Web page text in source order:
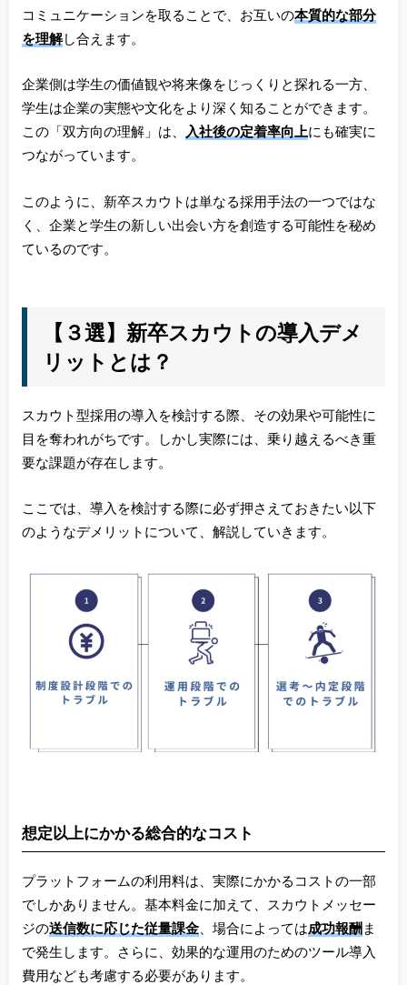
コミュニケーションを取ることで、お互いの本質的な部分
を理解し合えます。
企業側は学生の価値観や将来像をじっくりと探れる一方、
学生は企業の実態や文化をより深く知ることができます。
この「双方向の理解」は、 入社後の定着率向上にも確実に
つながっています。
このように、新卒スカウトは単なる採用手法の一つではな
く、企業と学生の新しい出会い方を創造する可能性を秘め
ているのです。
【３選】新卒スカウトの導入デメ
リットとは？
スカウト型採用の導入を検討する際、その効果や可能性に
目を奪われがちです。しかし実際には、乗り越えるべき重
要な課題が存在します。
ここでは、導入を検討する際に必ず押さえておきたい以下
のようなデメリットについて、解説していきます。
想定以上にかかる総合的なコスト
プラットフォームの利用料は、実際にかかるコストの一部
でしかありません。基本料金に加えて、スカウトメッセー
ジの送信数に応じた従量課金、場合によっては成功報酬 ま
で発生します。さらに、効果的な運用のためのツール導入
費用なども考慮する必要があります。